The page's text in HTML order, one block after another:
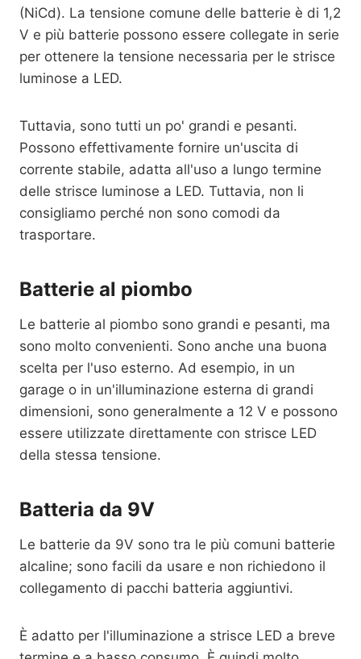
(NiCd). La tensione comune delle batterie è di 1,2
V e più batterie possono essere collegate in serie
per ottenere la tensione necessaria per le strisce
luminose a LED.
Tuttavia, sono tutti un po' grandi e pesanti.
Possono effettivamente fornire un'uscita di
corrente stabile, adatta all'uso a lungo termine
delle strisce luminose a LED. Tuttavia, non li
consigliamo perché non sono comodi da
trasportare.
Batterie al piombo
Le batterie al piombo sono grandi e pesanti, ma
sono molto convenienti. Sono anche una buona
scelta per l'uso esterno. Ad esempio, in un
garage o in un'illuminazione esterna di grandi
dimensioni, sono generalmente a 12 V e possono
essere utilizzate direttamente con strisce LED
della stessa tensione.
Batteria da 9V
Le batterie da 9V sono tra le più comuni batterie
alcaline; sono facili da usare e non richiedono il
collegamento di pacchi batteria aggiuntivi.
È adatto per l'illuminazione a strisce LED a breve